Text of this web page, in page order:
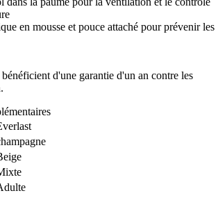
en mousse et pouce attaché pour prévenir les
d'une garantie d'un an contre les